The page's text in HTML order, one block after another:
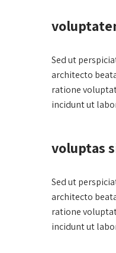
Sed ut
architecto
ratione
incidunt ut
voluptas
Sed ut
architecto
ratione
incidunt ut